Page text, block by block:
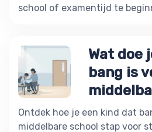
school of examentijd te
Wat doe
bang is
Ontdek hoe je een kind dat
middelbare school stap voor